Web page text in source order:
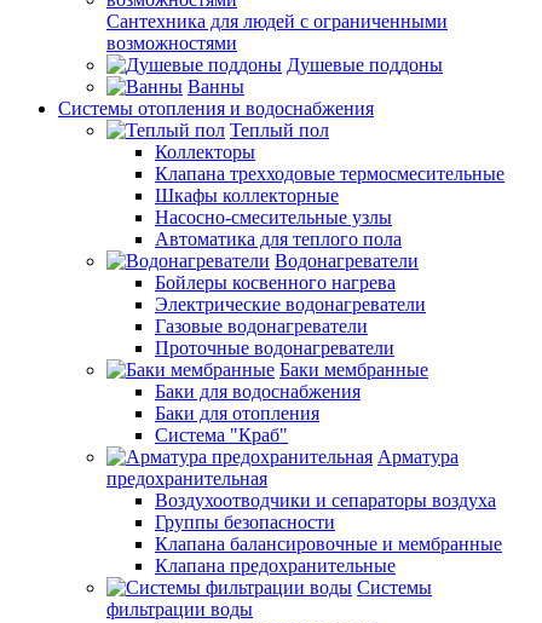
Сантехника для людей с ограниченными
возможностями
Душевые поддоны
Ванны
Системы отопления и водоснабжения
Теплый пол
Коллекторы
Клапана трехходовые термосмесительные
Шкафы коллекторные
Насосно-смесительные узлы
Автоматика для теплого пола
Водонагреватели
Бойлеры косвенного нагрева
Электрические водонагреватели
Газовые водонагреватели
Проточные водонагреватели
Баки мембранные
Баки для водоснабжения
Баки для отопления
Система "Краб"
Арматура
предохранительная
Воздухоотводчики и сепараторы воздуха
Группы безопасности
Клапана балансировочные и мембранные
Клапана предохранительные
Системы
фильтрации воды